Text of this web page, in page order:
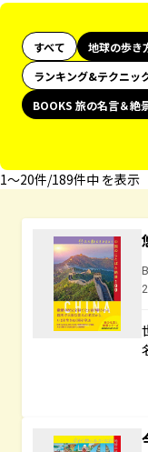
すべて 地球の歩き
ランキング&テクニッ
BOOKS 旅の名言＆絶
1〜20件/189件中 を表示